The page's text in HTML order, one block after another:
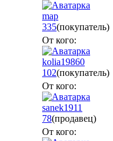
map
335(покупатель)
От кого:
kolia19860
102(покупатель)
От кого:
sanek1911
78(продавец)
От кого: